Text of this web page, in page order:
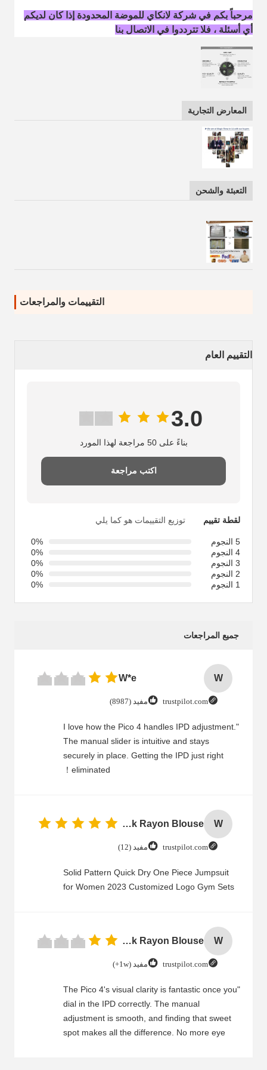
مرحباً بكم في شركة لانكاي للموضة المحدودة إذا كان لديكم
أي أسئلة ، فلا تترددوا في الاتصال بنا
المعارض التجارية
التعبئة والشحن
التقييمات والمراجعات
التقييم العام
3.0
بناءً على 50 مراجعة لهذا المورد
اكتب مراجعة
لقطة تقييم توزيع التقييمات هو كما يلي
5 النجوم
0%
4 النجوم
0%
3 النجوم
0%
2 النجوم
0%
1 النجوم
0%
جميع المراجعات
W
W*e
trustpilot.com مفيد (8987)
"I love how the Pico 4 handles IPD adjustment.
The manual slider is intuitive and stays
securely in place. Getting the IPD just right
eliminated！
W
Women Cold Shoulder V Neck Rayon Blouse
trustpilot.com مفيد (12)
Solid Pattern Quick Dry One Piece Jumpsuit
for Women 2023 Customized Logo Gym Sets
W
Women Cold Shoulder V Neck Rayon Blouse
trustpilot.com مفيد (1w+)
"The Pico 4's visual clarity is fantastic once you
dial in the IPD correctly. The manual
adjustment is smooth, and finding that sweet
spot makes all the difference. No more eye